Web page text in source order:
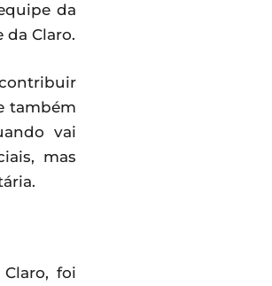
da
da Claro.
também
vai
mas
foi